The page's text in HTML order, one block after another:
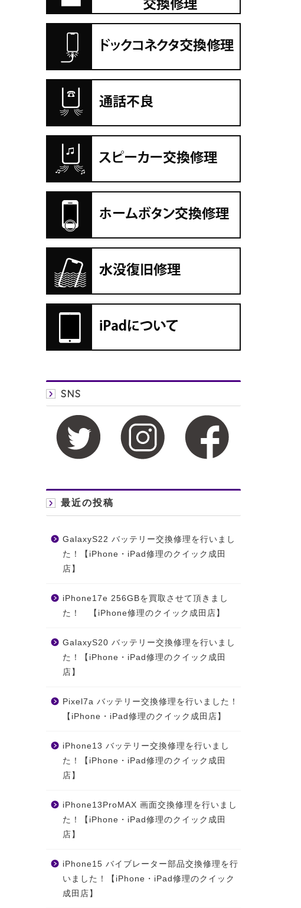
SNS
最近の投稿
GalaxyS22 バッテリー交換修理を行いまし
た！【iPhone・iPad修理のクイック成田
店】
iPhone17e 256GBを買取させて頂きまし
た！ 【iPhone修理のクイック成田店】
GalaxyS20 バッテリー交換修理を行いまし
た！【iPhone・iPad修理のクイック成田
店】
Pixel7a バッテリー交換修理を行いました！
【iPhone・iPad修理のクイック成田店】
iPhone13 バッテリー交換修理を行いまし
た！【iPhone・iPad修理のクイック成田
店】
iPhone13ProMAX 画面交換修理を行いまし
た！【iPhone・iPad修理のクイック成田
店】
iPhone15 バイブレーター部品交換修理を行
いました！【iPhone・iPad修理のクイック
成田店】